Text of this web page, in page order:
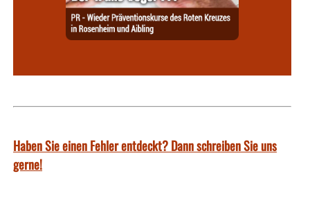
Haben Sie einen Fehler entdeckt? Dann schreiben Sie uns
gerne!